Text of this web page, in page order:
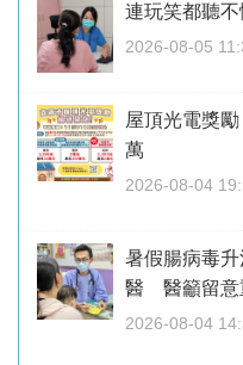
連玩笑都聽
2026-08-05
屋頂光電獎
萬
2026-08-04
暑假腸病毒
醫 醫籲留意
2026-08-04